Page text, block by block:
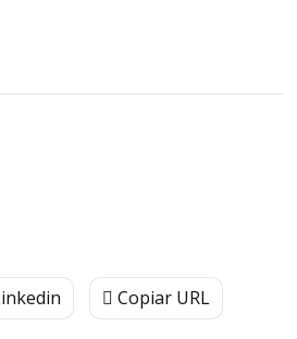
Copiar URL